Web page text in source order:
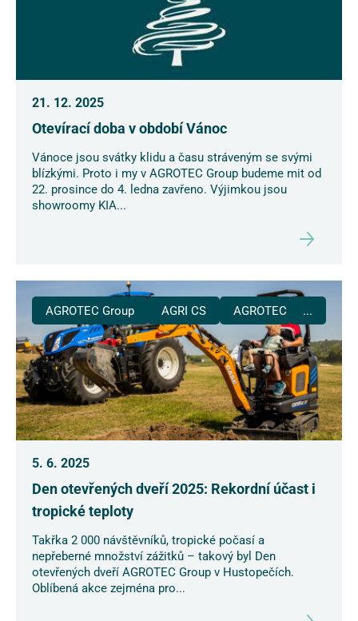
21. 12. 2025
Otevírací doba v období Vánoc
Vánoce jsou svátky klidu a času stráveným se svými
blízkými. Proto i my v AGROTEC Group budeme mit od
22. prosince do 4. ledna zavřeno. Výjimkou jsou
showroomy KIA...
AGROTEC Group AGRI CS AGROTEC Plus
...
5. 6. 2025
Den otevřených dveří 2025: Rekordní účast i
tropické teploty
Takřka 2 000 návštěvníků, tropické počasí a
nepřeberné množství zážitků – takový byl Den
otevřených dveří AGROTEC Group v Hustopečích.
Oblíbená akce zejména pro...